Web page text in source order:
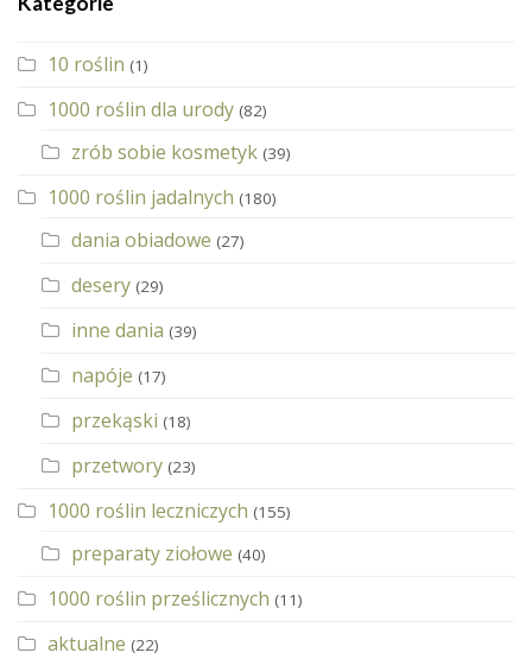
10 roślin (1)
1000 roślin dla urody (82)
zrób sobie kosmetyk (39)
1000 roślin jadalnych (180)
dania obiadowe (27)
desery (29)
inne dania (39)
napóje (17)
przekąski (18)
przetwory (23)
1000 roślin leczniczych (155)
preparaty ziołowe (40)
1000 roślin prześlicznych (11)
aktualne (22)